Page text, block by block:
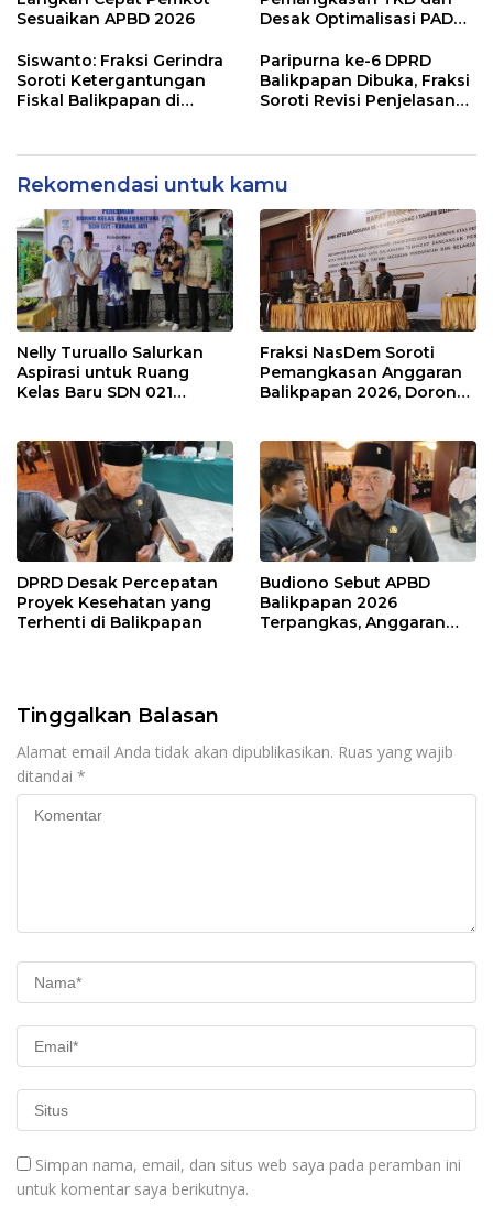
Sesuaikan APBD 2026
Desak Optimalisasi PAD
Balikpapan 2026
Siswanto: Fraksi Gerindra
Soroti Ketergantungan
Fiskal Balikpapan di
Paripurna ke-6 DPRD
Balikpapan Dibuka, Fraksi
Soroti Revisi Penjelasan
Rekomendasi untuk kamu
Nelly Turuallo Salurkan
Aspirasi untuk Ruang
Kelas Baru SDN 021
Fraksi NasDem Soroti
Pemangkasan Anggaran
Balikpapan 2026, Dorong
DPRD Desak Percepatan
Proyek Kesehatan yang
Terhenti di Balikpapan
Budiono Sebut APBD
Balikpapan 2026
Terpangkas, Anggaran
Tinggalkan Balasan
Alamat email Anda tidak akan dipublikasikan. Ruas yang wajib
ditandai *
Simpan nama, email, dan situs web saya pada peramban ini
untuk komentar saya berikutnya.